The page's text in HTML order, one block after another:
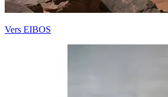
Vers EIBOS